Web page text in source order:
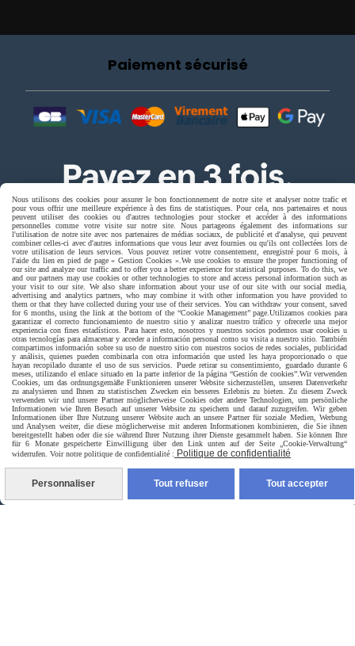
Paiement sécurisé
Livraison rapide
livraison à domicile France et union europeen
Nous utilisons des cookies pour assurer le bon fonctionnement de notre site et analyser notre trafic et
pour vous offrir une meilleure expérience à des fins de statistiques. Pour cela, nos partenaires et nous
peuvent utiliser des cookies ou d'autres technologies pour stocker et accéder à des informations
personnelles comme votre visite sur notre site. Nous partageons également des informations sur
l'utilisation de notre site avec nos partenaires de médias sociaux, de publicité et d'analyse, qui peuvent
combiner celles-ci avec d'autres informations que vous leur avez fournies ou qu'ils ont collectées lors de
votre utilisation de leurs services. Vous pouvez retirer votre consentement, enregistré pour 6 mois, à
l'aide du lien en pied de page « Gestion Cookies ». We use cookies to ensure the proper functioning of
our site and analyze our traffic and to offer you a better experience for statistical purposes. To do this, we
and our partners may use cookies or other technologies to store and access personal information such as
your visit to our site. We also share information about your use of our site with our social media,
advertising and analytics partners, who may combine it with other information you have provided to
them or that they have collected during your use of their services. You can withdraw your consent, saved
for 6 months, using the link at the bottom of the “Cookie Management” page.Utilizamos cookies para
garantizar el correcto funcionamiento de nuestro sitio y analizar nuestro tráfico y ofrecerle una mejor
experiencia con fines estadísticos. Para hacer esto, nosotros y nuestros socios podemos usar cookies u
otras tecnologías para almacenar y acceder a información personal como su visita a nuestro sitio. También
compartimos información sobre su uso de nuestro sitio con nuestros socios de redes sociales, publicidad
y análisis, quienes pueden combinarla con otra información que usted les haya proporcionado o que
hayan recopilado durante el uso de sus servicios. Puede retirar su consentimiento, guardado durante 6
meses, utilizando el enlace situado en la parte inferior de la página “Gestión de cookies”. Wir verwenden
Cookies, um das ordnungsgemäße Funktionieren unserer Website sicherzustellen, unseren Datenverkehr
zu analysieren und Ihnen zu statistischen Zwecken ein besseres Erlebnis zu bieten. Zu diesem Zweck
verwenden wir und unsere Partner möglicherweise Cookies oder andere Technologien, um persönliche
Informationen wie Ihren Besuch auf unserer Website zu speichern und darauf zuzugreifen. Wir geben
Informationen über Ihre Nutzung unserer Website auch an unsere Partner für soziale Medien, Werbung
und Analysen weiter, die diese möglicherweise mit anderen Informationen kombinieren, die Sie ihnen
bereitgestellt haben oder die sie während Ihrer Nutzung ihrer Dienste gesammelt haben. Sie können Ihre
für 6 Monate gespeicherte Einwilligung über den Link unten auf der Seite „Cookie-Verwaltung“
widerrufen. Voir notre politique de confidentialité : Politique de confidentialité
Personnaliser Tout refuser Tout accepter